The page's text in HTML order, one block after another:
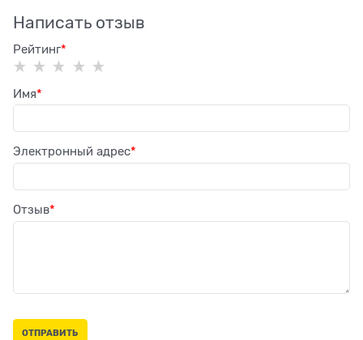
Написать отзыв
Рейтинг
Имя
Электронный адрес
Отзыв